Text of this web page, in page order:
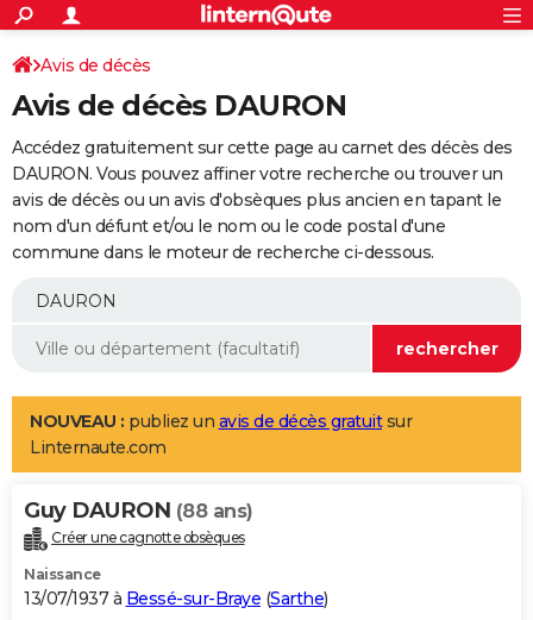
ACTUALITÉS
Politique
Société
Faits Divers
Education
Monde
Villes
+
SPORT
Coupe du monde 2026
Football
Tennis
Cyclisme
Rugby
Forum
Programme TV
TNT
Streaming
Cinéma
Sorties cinéma
Musique
+
FINANCE
Retraite
Epargne
Immobilier
Risques naturels par ville
Banque
Assurance
AUTO
Essais
Réserver un essai
Citadines
Berlines
SUV
Forum auto
+
Mobiles
Meilleur smartphone
Internet
Ordinateurs
Jeux vidéo
Guide high-tech
Aménagement intérieur
LIFESTYLE
Art de vivre
Bien-être
Loisirs
Mode
Modes de vie
Alimentation
Guide de la santé
Maladies
Médicaments
Sommeil
VOYAGE
Destinations
City break
Voyage nature
Voyage de noces
Forum
Climat
+PHOTO
GUIDES D'ACHAT
Avis de décès
Avis de décès DAURON
Accédez gratuitement sur cette page au carnet des décès des
DAURON. Vous pouvez affiner votre recherche ou trouver un
avis de décès ou un avis d'obsèques plus ancien en tapant le
nom d'un défunt et/ou le nom ou le code postal d'une
commune dans le moteur de recherche ci-dessous.
NOUVEAU : publiez un avis de décès gratuitsur
Linternaute.com
Guy DAURON (88 ans)
Créer une cagnotte obsèques
Naissance
13/07/1937 à Bessé-sur-Braye (Sarthe)